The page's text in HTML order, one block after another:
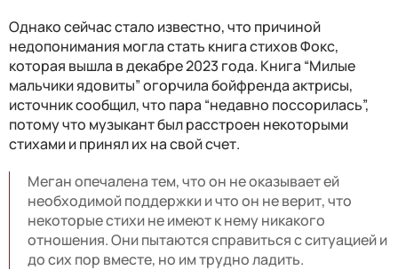
Однако сейчас стало известно, что причиной
недопонимания могла стать книга стихов Фокс,
которая вышла в декабре 2023 года. Книга “Милые
мальчики ядовиты” огорчила бойфренда актрисы,
источник сообщил, что пара “недавно поссорилась”,
потому что музыкант был расстроен некоторыми
стихами и принял их на свой счет.
Меган опечалена тем, что он не оказывает ей
необходимой поддержки и что он не верит, что
некоторые стихи не имеют к нему никакого
отношения. Они пытаются справиться с ситуацией и
до сих пор вместе, но им трудно ладить.